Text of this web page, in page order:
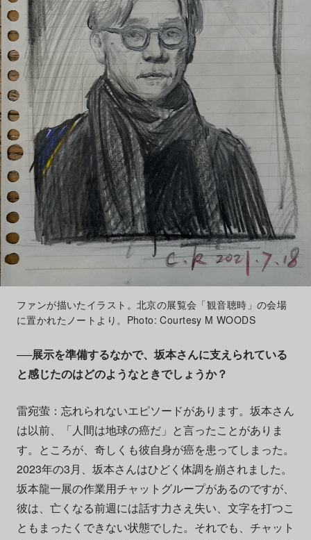
ファンが描いたイラスト。北京の展覧会「観音聴時」の会場
に置かれたノートより。Photo: Courtesy M WOODS
──展示を準備するなかで、坂本さんに支えられている
と感じたのはどのようなときでしょうか？
雷宛萤：忘れられないエピソードがあります。坂本さん
は以前、「人間は地球の癌だ」と言ったことがありま
す。ところが、奇しくも彼自身が癌を患ってしまった。
2023年の3月、坂本さんはひどく体調を崩されました。
坂本龍一展の作業用チャットグループがあるのですが、
彼は、亡くなる前週には話す力さえ失い、文字を打つこ
ともまったくできない状態でした。それでも、チャット